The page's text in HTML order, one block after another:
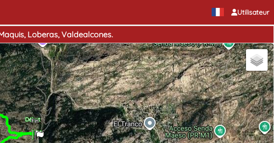
Utilisateur
Loberas, Valdealcones.
Début
Fin